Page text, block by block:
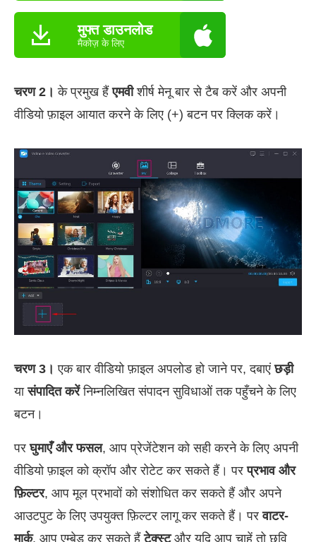
मुफ्त डाउनलोड
मैकोज़ के लिए
चरण 2। के प्रमुख हैंएमवीशीर्ष मेनू बार से टैब करें और अपनी
वीडियो फ़ाइल आयात करने के लिए (+) बटन पर क्लिक करें।
चरण 3। एक बार वीडियो फ़ाइल अपलोड हो जाने पर, दबाएंछड़ी
यासंपादित करेंनिम्नलिखित संपादन सुविधाओं तक पहुँचने के लिए
बटन।
परघुमाएँ और फसल, आप प्रेजेंटेशन को सही करने के लिए अपनी
वीडियो फ़ाइल को क्रॉप और रोटेट कर सकते हैं। परप्रभाव और
फ़िल्टर, आप मूल प्रभावों को संशोधित कर सकते हैं और अपने
आउटपुट के लिए उपयुक्त फ़िल्टर लागू कर सकते हैं। परवाटर-
मार्क, आप एम्बेड कर सकते हैंटेक्स्टऔर यदि आप चाहें तो छवि